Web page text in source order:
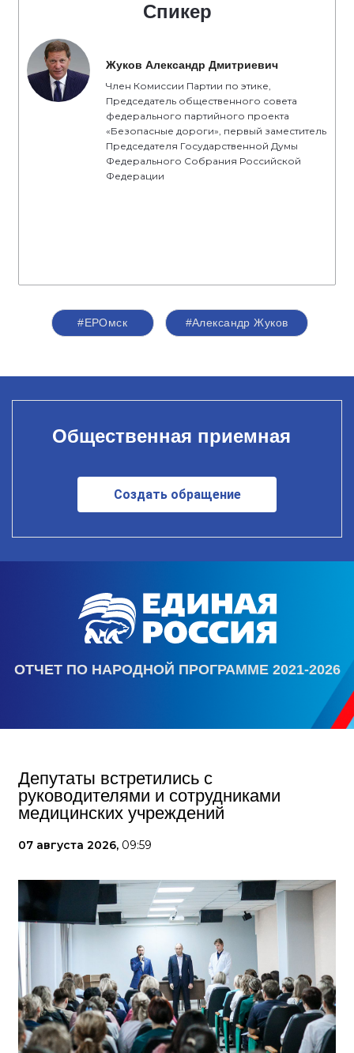
Спикер
Жуков Александр Дмитриевич
Член Комиссии Партии по этике,
Председатель общественного совета
федерального партийного проекта
«Безопасные дороги», первый заместитель
Председателя Государственной Думы
Федерального Собрания Российской
Федерации
#ЕРОмск #Александр Жуков
Общественная приемная
Создать обращение
ОТЧЕТ ПО НАРОДНОЙ ПРОГРАММЕ 2021-2026
Депутаты встретились с
руководителями и сотрудниками
медицинских учреждений
07 августа 2026, 09:59